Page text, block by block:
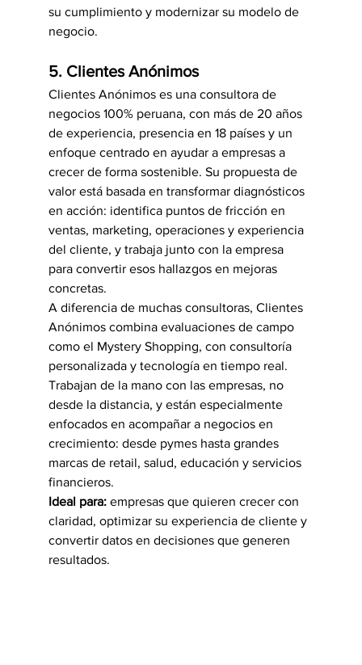
su cumplimiento y modernizar su modelo de
negocio.
5. Clientes Anónimos
Clientes Anónimos es una consultora de
negocios 100% peruana, con más de 20 años
de experiencia, presencia en 18 países y un
enfoque centrado en ayudar a empresas a
crecer de forma sostenible. Su propuesta de
valor está basada en transformar diagnósticos
en acción: identifica puntos de fricción en
ventas, marketing, operaciones y experiencia
del cliente, y trabaja junto con la empresa
para convertir esos hallazgos en mejoras
concretas.
A diferencia de muchas consultoras, Clientes
Anónimos combina evaluaciones de campo
como el Mystery Shopping, con consultoría
personalizada y tecnología en tiempo real.
Trabajan de la mano con las empresas, no
desde la distancia, y están especialmente
enfocados en acompañar a negocios en
crecimiento: desde pymes hasta grandes
marcas de retail, salud, educación y servicios
financieros.
Ideal para: empresas que quieren crecer con
claridad, optimizar su experiencia de cliente y
convertir datos en decisiones que generen
resultados.